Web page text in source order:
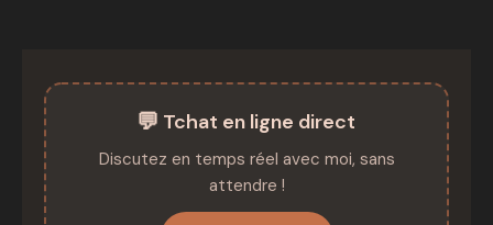
💬 Tchat en ligne direct
Discutez en temps réel avec moi, sans
attendre !